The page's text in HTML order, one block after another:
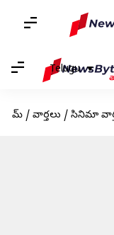
Telugu
హోమ్ / వార్తలు / సినిమా